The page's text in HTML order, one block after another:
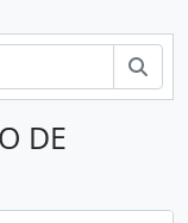
DE